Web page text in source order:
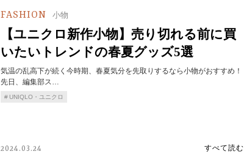
FASHION 小物
【ユニクロ新作小物】売り切れる前に買
いたいトレンドの春夏グッズ5選
気温の乱高下が続く今時期、春夏気分を先取りするなら小物がおすすめ！
先日、編集部ス…
UNIQLO・ユニクロ
2024.03.24 すべて読む